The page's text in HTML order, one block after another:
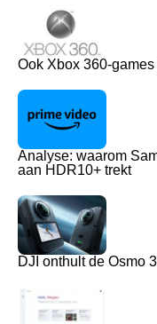
Ook Xbox 360-
Analyse: waarom
aan HDR10+ trekt
DJI onthult de Osmo